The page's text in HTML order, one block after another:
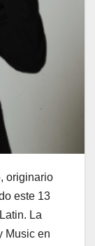
originario
este 13
La
Music en